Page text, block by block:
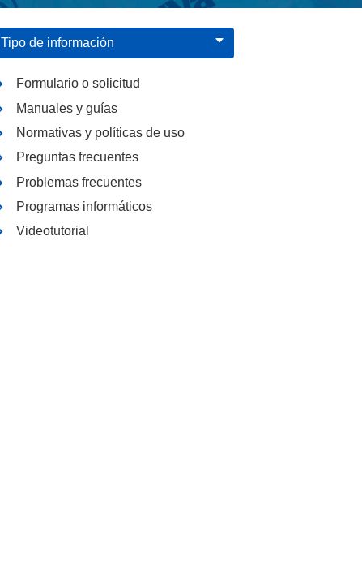
Tipo de información
Formulario o solicitud
Manuales y guías
Normativas y políticas de uso
Preguntas frecuentes
Problemas frecuentes
Programas informáticos
Videotutorial